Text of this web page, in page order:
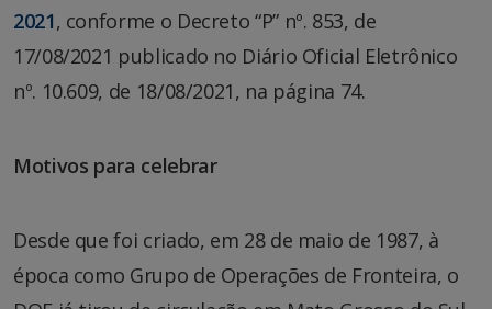
2021, conforme o Decreto “P” nº. 853, de
17/08/2021 publicado no Diário Oficial Eletrônico
nº. 10.609, de 18/08/2021, na página 74.
Motivos para celebrar
Desde que foi criado, em 28 de maio de 1987, à
época como Grupo de Operações de Fronteira, o